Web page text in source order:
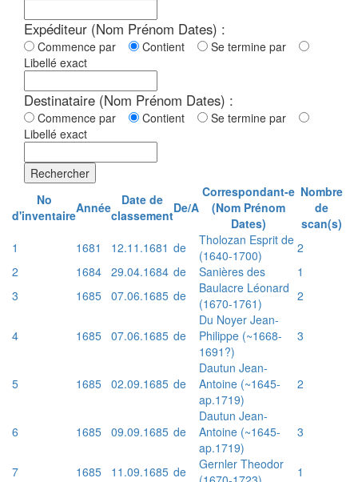
Expéditeur (Nom Prénom Dates) :
Commence par Contient
Se termine par
Libellé exact
Destinataire (Nom Prénom Dates) :
Commence par Contient
Se termine par
Libellé exact
Rechercher
No
d'inventaireAnnée
Date de
classementDe/A
Correspondant-e
(Nom Prénom
Dates)
Nombre
de
scan(s)
1
1681 12.11.1681 de
Tholozan Esprit de
(1640-1700)
2
2
1684 29.04.1684 de Sanières des
1
3
1685 07.06.1685 de
Baulacre Léonard
(1670-1761)
2
4 1685 07.06.1685 de
Du Noyer Jean-
Philippe (~1668-
1691?)
3
5 1685 02.09.1685 de
Dautun Jean-
Antoine (~1645-
ap.1719)
2
6 1685 09.09.1685 de
Dautun Jean-
Antoine (~1645-
ap.1719)
3
7 1685 11.09.1685 de
Gernler Theodor
1